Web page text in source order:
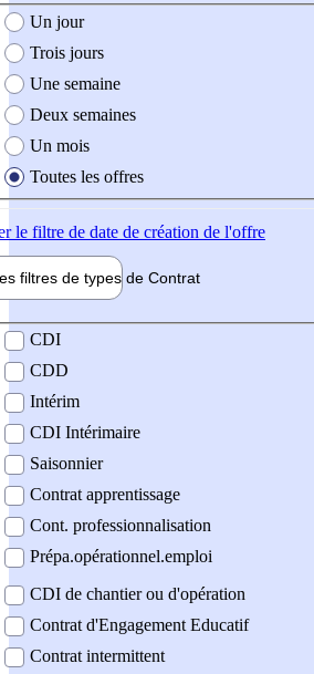
création de l'offre
Un jour
Trois jours
Une semaine
Deux semaines
Un mois
Toutes les offres
le filtre de date de création de l'offre
filtres de types de Contrat
contrat
CDI
CDD
Intérim
CDI Intérimaire
Saisonnier
Contrat apprentissage
Cont. professionnalisation
Prépa.opérationnel.emploi
CDI de chantier ou d'opération
Contrat d'Engagement Educatif
Contrat intermittent